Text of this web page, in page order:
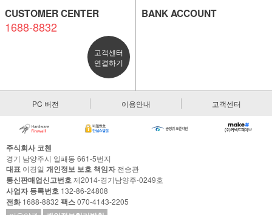
CUSTOMER CENTER
1688-8832
고객센터
연결하기
BANK ACCOUNT
PC 버전 이용안내 고객센터
주식회사 코첸
경기 남양주시 일패동 661-5번지
대표 이경일 개인정보 보호 책임자전승관
통신판매업신고번호제2014-경기남양주-0249호
사업자 등록번호 132-86-24808
전화1688-8832 팩스070-4143-2205